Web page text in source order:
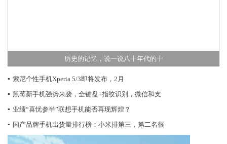
历史的记忆，说一说八十年代的十
▪ 索尼个性手机Xperia 5/3即将发布，2月
▪ 黑莓新手机强势来袭，全键盘+指纹识别，微信和支
▪ 业绩“喜忧参半”联想手机能否再现辉煌？
▪ 国产品牌手机出货量排行榜：小米排第三，第二名很